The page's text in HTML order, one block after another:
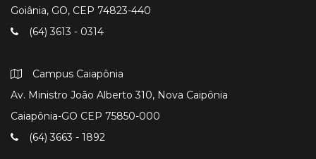
Goiânia, GO, CEP 74823-440
(64) 3613 - 0314
Campus Caiapônia
Av. Ministro João Alberto 310, Nova Caipônia
Caiapônia-GO CEP 75850-000
(64) 3663 - 1892